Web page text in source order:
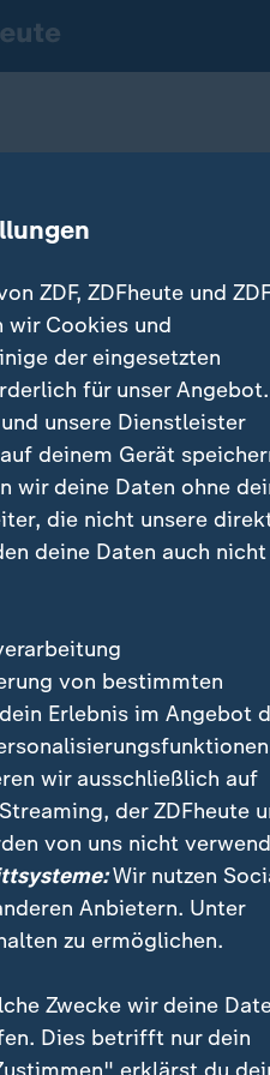
Demonstranten die
Regierung.
ZDF, ZDFheute und
wir Cookies und
der eingesetzten
für unser
unsere Dienstleister
deinem Gerät
wir deine Daten ohne
die nicht unsere
deine Daten auch nicht
von bestimmten
Erlebnis im Angebot
wir ausschließlich auf
der ZDFheute
von uns nicht
Wir nutzen
Anbietern. Unter
zu ermöglichen.
Zwecke wir deine
Dies betrifft nur dein